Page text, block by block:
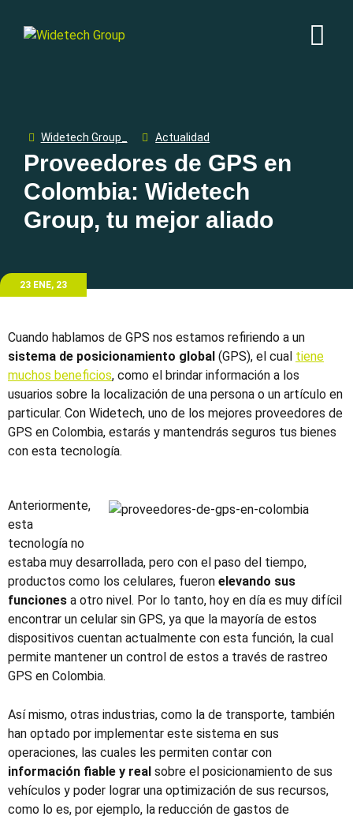
Widetech Group_ Actualidad
Proveedores de GPS en
Colombia: Widetech
Group, tu mejor aliado
23 ENE, 23
Cuando hablamos de GPS nos estamos refiriendo a un
sistema de posicionamiento global (GPS), el cual tiene
muchos beneficios, como el brindar información a los
usuarios sobre la localización de una persona o un artículo en
particular. Con Widetech, uno de los mejores proveedores de
GPS en Colombia, estarás y mantendrás seguros tus bienes
con esta tecnología.
Anteriormente,
esta
tecnología no
estaba muy desarrollada, pero con el paso del tiempo,
productos como los celulares, fueron elevando sus
funciones a otro nivel. Por lo tanto, hoy en día es muy difícil
encontrar un celular sin GPS, ya que la mayoría de estos
dispositivos cuentan actualmente con esta función, la cual
permite mantener un control de estos a través de rastreo
GPS en Colombia.
Así mismo, otras industrias, como la de transporte, también
han optado por implementar este sistema en sus
operaciones, las cuales les permiten contar con
información fiable y real sobre el posicionamiento de sus
vehículos y poder lograr una optimización de sus recursos,
como lo es, por ejemplo, la reducción de gastos de